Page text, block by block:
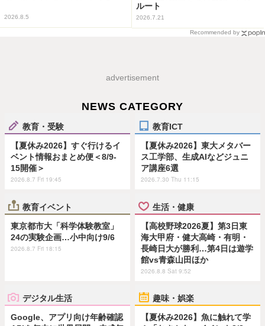
2026.8.5
ルート
2026.7.21
Recommended by
advertisement
NEWS CATEGORY
教育・受験
【夏休み2026】すぐ行けるイ
ベント情報おまとめ便＜8/9-
15開催＞
2026.8.7 Fri 19:45
教育ICT
【夏休み2026】東大メタバー
ス工学部、生成AIなどジュニ
ア講座6選
2026.7.30 Thu 11:15
教育イベント
東京都市大「科学体験教室」
24の実験企画…小中向け9/6
2026.8.7 Fri 18:15
生活・健康
【高校野球2026夏】第3日東
海大甲府・健大高崎・有明・
長崎日大が勝利…第4日は遊学
館vs青森山田ほか
2026.8.8 Sat 9:52
デジタル生活
Google、アプリ向け年齢確認
趣味・娯楽
【夏休み2026】魚に触れて学